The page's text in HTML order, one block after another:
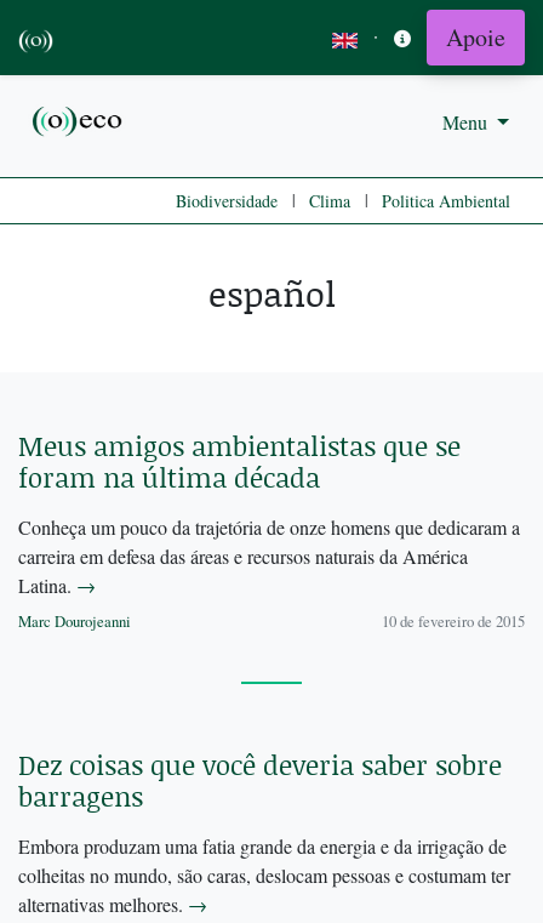
· Apoie
Menu
Biodiversidade | Clima | Politica Ambiental
español
Meus amigos ambientalistas que se
foram na última década
Conheça um pouco da trajetória de onze homens que dedicaram a
carreira em defesa das áreas e recursos naturais da América
Latina. →
Marc Dourojeanni 10 de fevereiro de 2015
Dez coisas que você deveria saber sobre
barragens
Embora produzam uma fatia grande da energia e da irrigação de
colheitas no mundo, são caras, deslocam pessoas e costumam ter
alternativas melhores. →